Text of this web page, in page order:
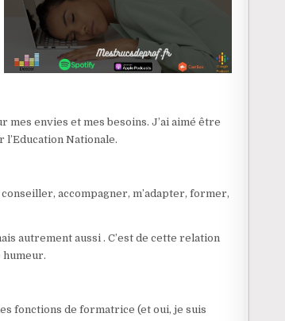
envies et mes besoins. J’ai aimé être
l’Education Nationale.
accompagner, m’adapter, former,
autrement aussi . C’est de cette relation
humeur.
fonctions de formatrice (et oui, je suis